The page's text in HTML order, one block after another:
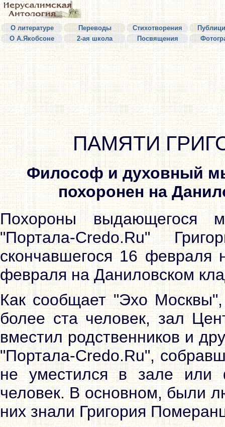
О литературе Переводы Стихотворения
О А.Якобсоне
2-ая школа Посвящения
ПАМЯТИ
Философ и духовный
похоронен на
Похороны выдающегося
"Портала-Credo.Ru"
скончавшегося 16 февраля
февраля на Даниловском
Как сообщает "Эхо
более ста человек, зал
вместил родственников и
"Портала-Credo.Ru",
не уместился в зале
человек. В основном, были
них знали Григория